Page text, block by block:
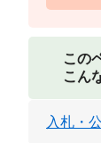
この
こん
入札・